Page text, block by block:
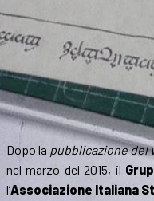
Dopo la pubblicazione del
nel marzo del 2015, il
l’Associazione Italiana